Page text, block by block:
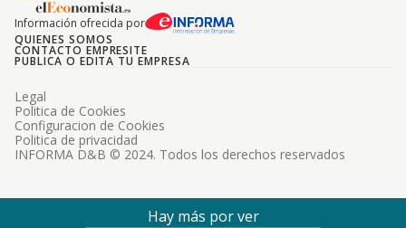
Información ofrecida por
QUIENES SOMOS
CONTACTO EMPRESITE
PUBLICA O EDITA TU EMPRESA
INFORMA D&B © 2024. Todos los derechos reservados
Legal
Politica de Cookies
Configuracion de Cookies
Politica de privacidad
Hay más por ver